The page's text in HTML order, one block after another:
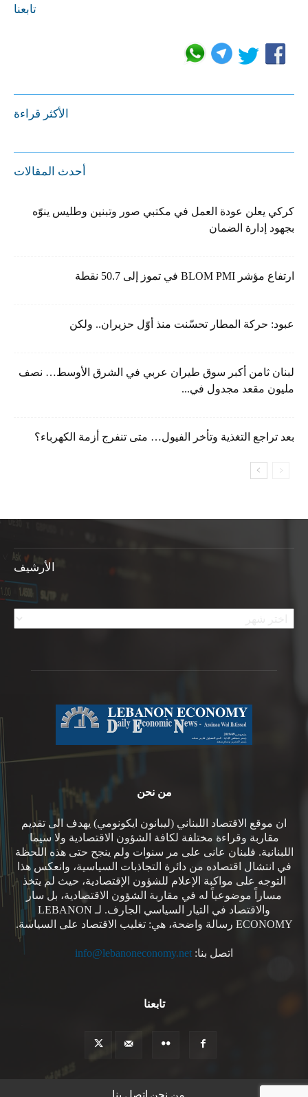
تابعنا
الأكثر قراءة
أحدث المقالات
كركي يعلن عودة العمل في مكتبي صور وتبنين وطليس ينوّه
بجهود إدارة الضمان
ارتفاع مؤشر BLOM PMI في تموز إلى 50.7 نقطة
عبود: حركة المطار تحسّنت منذ أوّل حزيران.. ولكن
لبنان ثامن أكبر سوق طيران عربي في الشرق الأوسط… نصف
مليون مقعد مجدول في...
بعد تراجع التغذية وتأخر الفيول… متى تنفرج أزمة الكهرباء؟
الأرشيف
الأرشيف
من نحن
ان موقع الاقتصاد اللبناني (ليبانون ايكونومي) يهدف الى تقديم
مقاربة وقراءة مختلفة لكافة الشؤون الاقتصادية ولا سيما
اللبنانية. فلبنان عانى على مر سنوات ولم ينجح حتى هذه اللحظة
في انتشال اقتصاده من دائرة التجاذبات السياسية، وانعكس هذا
التوجه على مواكبة الإعلام للشؤون الإقتصادية، حيث لم يتخذ
مساراً موضوعياً له في مقاربة الشؤون الاقتصادية، بل سار
والاقتصاد في التيار السياسي الجارف. لـ LEBANON
ECONOMY رسالة واضحة، هي: تغليب الاقتصاد على السياسة.
اتصل بنا: info@lebanoneconomy.net
تابعنا